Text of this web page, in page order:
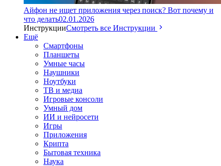
Айфон не ищет приложения через поиск? Вот почему и
что делать02.01.2026
ИнструкцииСмотреть все Инструкции
Ещё
Смартфоны
Планшеты
Умные часы
Наушники
Ноутбуки
ТВ и медиа
Игровые консоли
Умный дом
ИИ и нейросети
Игры
Приложения
Крипта
Бытовая техника
Наука